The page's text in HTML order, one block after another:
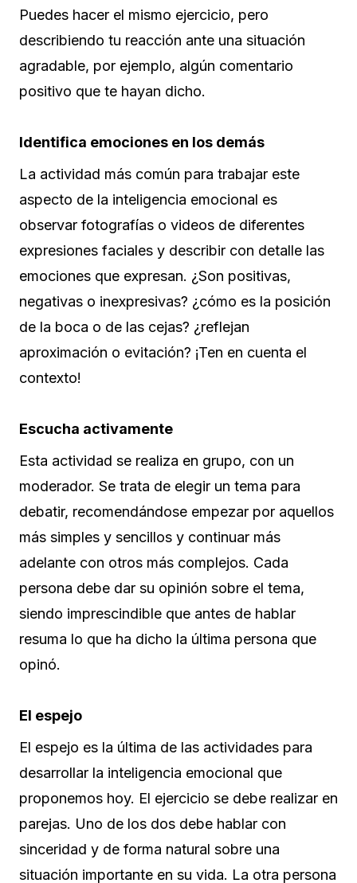
Puedes hacer el mismo ejercicio, pero
describiendo tu reacción ante una situación
agradable, por ejemplo, algún comentario
positivo que te hayan dicho.
Identifica emociones en los demás
La actividad más común para trabajar este
aspecto de la inteligencia emocional es
observar fotografías o videos de diferentes
expresiones faciales y describir con detalle las
emociones que expresan. ¿Son positivas,
negativas o inexpresivas? ¿cómo es la posición
de la boca o de las cejas? ¿reflejan
aproximación o evitación? ¡Ten en cuenta el
contexto!
Escucha activamente
Esta actividad se realiza en grupo, con un
moderador. Se trata de elegir un tema para
debatir, recomendándose empezar por aquellos
más simples y sencillos y continuar más
adelante con otros más complejos. Cada
persona debe dar su opinión sobre el tema,
siendo imprescindible que antes de hablar
resuma lo que ha dicho la última persona que
opinó.
El espejo
El espejo es la última de las actividades para
desarrollar la inteligencia emocional que
proponemos hoy. El ejercicio se debe realizar en
parejas. Uno de los dos debe hablar con
sinceridad y de forma natural sobre una
situación importante en su vida. La otra persona